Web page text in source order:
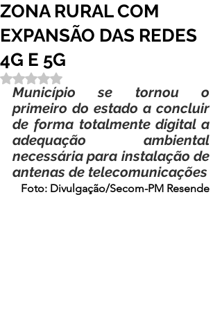
ZONA RURAL COM
EXPANSÃO DAS REDES
4G E 5G
Avaliado com NaN de 5 estrelas.
Município se tornou o
primeiro do estado a concluir
de forma totalmente digital a
adequação ambiental
necessária para instalação de
antenas de telecomunicações
Foto: Divulgação/Secom-PM Resende